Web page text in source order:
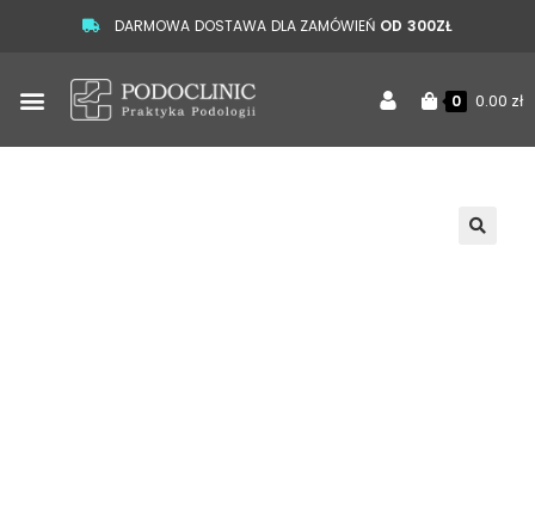
DARMOWA DOSTAWA DLA ZAMÓWIEŃ OD 300ZŁ
0 0.00 zł